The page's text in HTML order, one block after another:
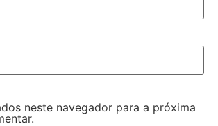
neste navegador para a próxima